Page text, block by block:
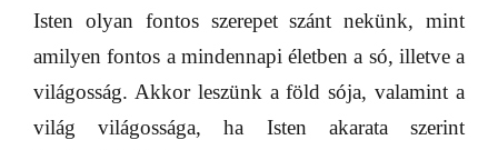
Isten olyan fontos szerepet szánt nekünk, mint
amilyen fontos a mindennapi életben a só, illetve a
világosság. Akkor leszünk a föld sója, valamint a
világ világossága, ha Isten akarata szerint